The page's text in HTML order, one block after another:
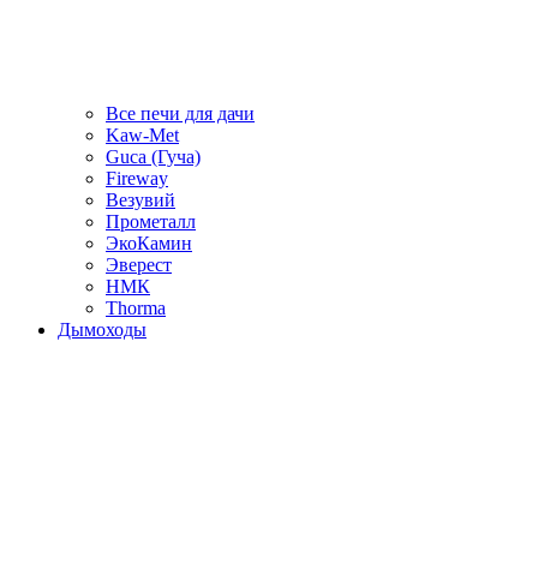
Все печи для дачи
Kaw-Met
Guca (Гуча)
Fireway
Везувий
Прометалл
ЭкоКамин
Эверест
НМК
Thorma
Дымоходы